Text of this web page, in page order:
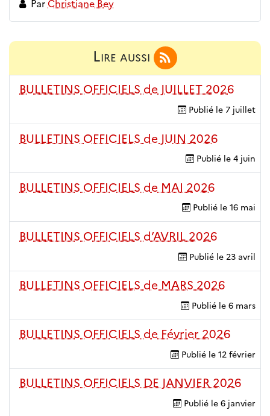
Par Christiane Bey
Lire aussi
BULLETINS OFFICIELS de JUILLET 2026
Publié le 7 juillet
BULLETINS OFFICIELS de JUIN 2026
Publié le 4 juin
BULLETINS OFFICIELS de MAI 2026
Publié le 16 mai
BULLETINS OFFICIELS d’AVRIL 2026
Publié le 23 avril
BULLETINS OFFICIELS de MARS 2026
Publié le 6 mars
BULLETINS OFFICIELS de Février 2026
Publié le 12 février
BULLETINS OFFICIELS DE JANVIER 2026
Publié le 6 janvier